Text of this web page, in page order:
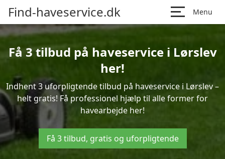
Find-haveservice.dk Menu
Få 3 tilbud på haveservice i Lørslev
her!
Indhent 3 uforpligtende tilbud på haveservice i Lørslev –
helt gratis! Få professionel hjælp til alle former for
havearbejde her!
Få 3 tilbud, gratis og uforpligtende